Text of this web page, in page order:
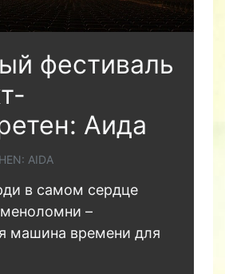
фестиваль
Аида
AIDA
в самом сердце
–
машина времени для